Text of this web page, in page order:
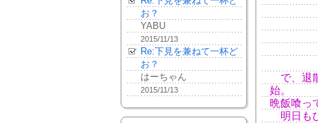
お？
YABU
2015/11/13
Re:下見を兼ねて一杯ど
お？
はーちゃん
2015/11/13
で、退
始。
晩飯喰っ
明日も